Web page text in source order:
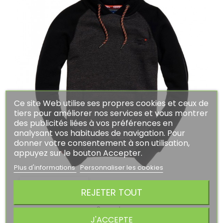
Ce site Web utilise ses propres cookies et ceux de
tiers pour améliorer nos services et vous montrer
des publicités liées à vos préférences en
analysant vos habitudes de navigation. Pour
donner votre consentement à son utilisation,
appuyez sur le bouton Accepter.
Plus d'informations Personnaliser les cookies
REJETER TOUT
J'ACCEPTE
Superdry